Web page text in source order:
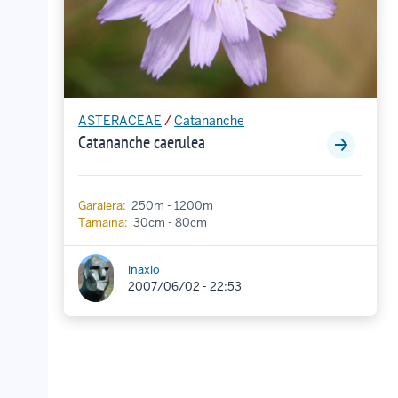
ASTERACEAE /Catananche
Catananche caerulea
Garaiera: 250m - 1200m
Tamaina: 30cm - 80cm
inaxio
2007/06/02 - 22:53